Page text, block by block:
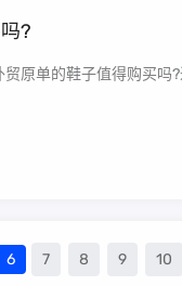
?
原单的鞋子值得购买吗
6 7 8 9 10